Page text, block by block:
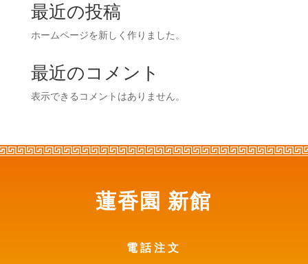
最近の投稿
ホームページを新しく作りました。
最近のコメント
表示できるコメントはありません。
蓮香園 新館
電話注文